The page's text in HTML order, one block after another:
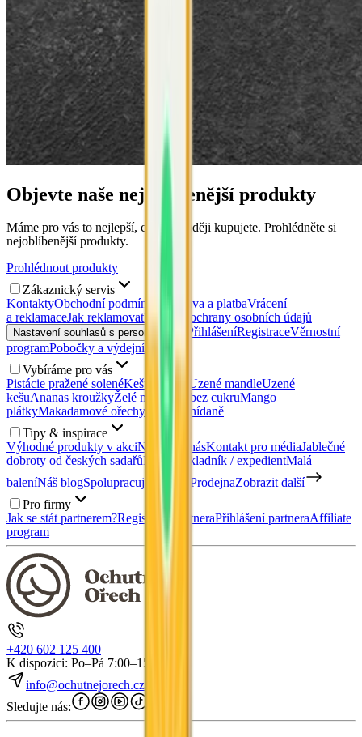
Objevte naše nejoblíbenější produkty
Máme pro vás to nejlepší, co si nejraději kupujete. Prohlédněte si
nejoblíbenější produkty.
Prohlédnout produkty
Zákaznický servis
KontaktyObchodní podmínky Doprava a platbaVrácení
a reklamaceJak reklamovat? Zásady ochrany osobních údajů
Nastavení souhlasů s personalizací PřihlášeníRegistraceVěrnostní
programPobočky a výdejní místa
Vybíráme pro vás
Pistácie pražené solenéKešu ořechy Uzené mandleUzené
kešuAnanas kroužkyŽelé medvídci bez cukruMango
plátkyMakadamové ořechy Zdravé snídaně
Tipy & inspirace
Výhodné produkty v akciNapsali o násKontakt pro médiaJablečné
dobroty od českých sadařůNábor: Skladník / expedientMalá
baleníNáš blogSpolupracujte s námi ProdejnaZobrazit další
Pro firmy
Jak se stát partnerem?Registrace partneraPřihlášení partneraAffiliate
program
+420 602 125 400
K dispozici: Po–Pá 7:00–15:30
info@ochutnejorech.cz
Sledujte nás: